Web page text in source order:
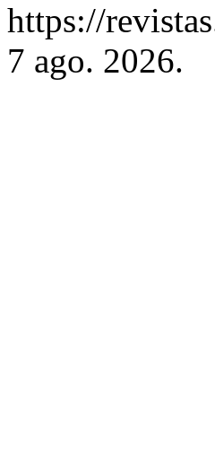
https://
7 ago. 2026.